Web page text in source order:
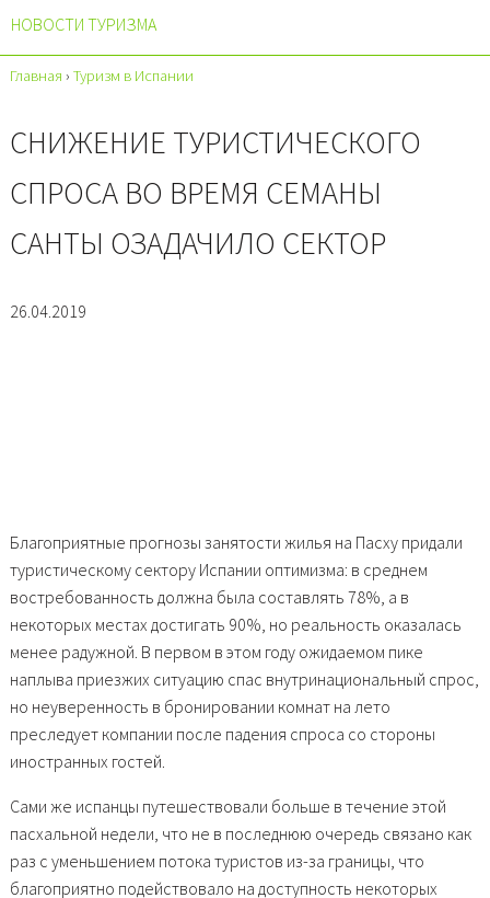
НОВОСТИ ТУРИЗМА
Главная › Туризм в Испании
СНИЖЕНИЕ ТУРИСТИЧЕСКОГО
СПРОСА ВО ВРЕМЯ СЕМАНЫ
САНТЫ ОЗАДАЧИЛО СЕКТОР
26.04.2019
Благоприятные прогнозы занятости жилья на Пасху придали
туристическому сектору Испании оптимизма: в среднем
востребованность должна была составлять 78%, а в
некоторых местах достигать 90%, но реальность оказалась
менее радужной. В первом в этом году ожидаемом пике
наплыва приезжих ситуацию спас внутринациональный спрос,
но неуверенность в бронировании комнат на лето
преследует компании после падения спроса со стороны
иностранных гостей.
Сами же испанцы путешествовали больше в течение этой
пасхальной недели, что не в последнюю очередь связано как
раз с уменьшением потока туристов из-за границы, что
благоприятно подействовало на доступность некоторых